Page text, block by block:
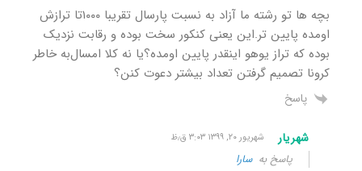
بچه ها تو رشته ما آزاد به نسبت پارسال تقریبا ۱۰۰۰تا ترازش
اومده پایین تر.این یعنی کنکور سخت بوده و رقابت نزدیک
بوده که تراز یوهو اینقدر پایین اومده؟یا نه کلا امسال‌به خاطر
کرونا تصمیم گرفتن تعداد بیشتر دعوت کنن؟
پاسخ
شهریار شهریور ۲۰, ۱۳۹۹ ۳:۰۳ ق٫ظ
پاسخ بهسارا